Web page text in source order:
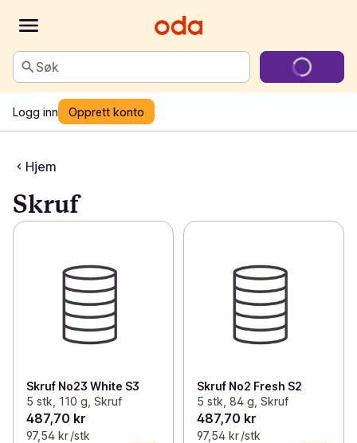
Søk
Logg inn Opprett konto
Hjem
Skruf
Skruf No23 White S3
5 stk, 110 g, Skruf
487,70 kr
97,54 kr /stk
Skruf No2 Fresh S2
5 stk, 84 g, Skruf
487,70 kr
97,54 kr /stk